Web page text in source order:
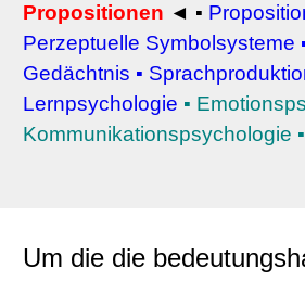
Propositionen ◄ ▪
Perzeptuelle Symbolsysteme
Gedächtnis ▪
Lernpsychologie ▪
Kommunikationspsychologie ▪
Um die die